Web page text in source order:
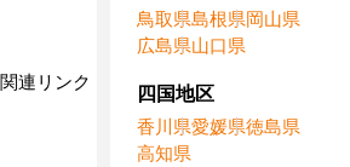
守山区
関連リンク：
全国対応トップページへ
愛知県のホームページ
鳥取県島根県岡山県
広島県山口県
四国地区
香川県愛媛県徳島県
高知県